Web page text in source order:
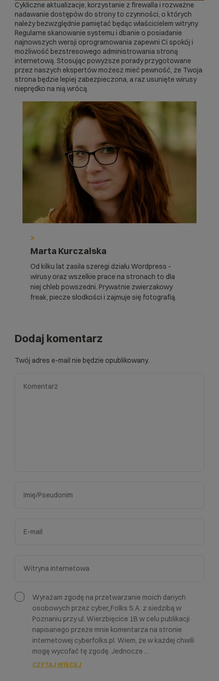
Cykliczne aktualizacje, korzystanie z firewalla i rozważne
nadawanie dostępów do strony to czynności, o których
należy bezwzględnie pamiętać będąc właścicielem witryny.
Regularne skanowanie systemu i dbanie o posiadanie
najnowszych wersji oprogramowania zapewni Ci spokój i
możliwość bezstresowego administrowania stroną
internetową. Stosując powyższe porady przygotowane
przez naszych ekspertów możesz mieć pewność, że Twoja
strona będzie lepiej zabezpieczona, a raz usunięte wirusy
nieprędko na nią wrócą.
>
Marta Kurczalska
Od kilku lat zasila szeregi działu Wordpress -
wirusy oraz wszelkie prace na stronach to dla
niej chleb powszedni. Prywatnie zwierzakowy
freak, piecze słodkości i zajmuje się fotografią.
Dodaj komentarz
Twój adres e-mail nie będzie opublikowany.
Wyrażam zgodę na przetwarzanie moich danych
osobowych przez cyber_Folks S.A. z siedzibą w
Poznaniu przy ul. Wierzbięcice 1B w celu publikacji
napisanego przeze mnie komentarza na stronie
internetowej cyberfolks.pl. Wiem, że w każdej chwili
mogę wycofać tę zgodę. Jednocze ...
CZYTAJ WIĘCEJ